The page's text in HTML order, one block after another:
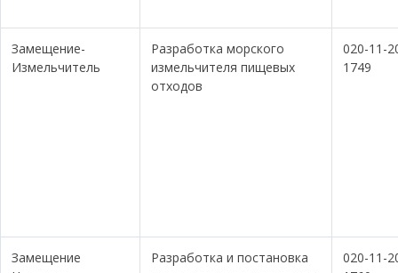
Замещение-
Измельчитель
Разработка морского
измельчителя пищевых
отходов
020-11-
1749
Замещение
Разработка и постановка
020-11-